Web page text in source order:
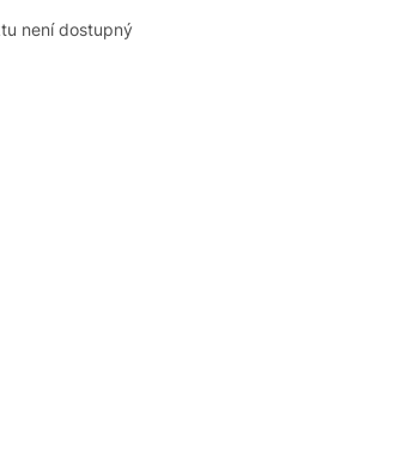
není dostupný